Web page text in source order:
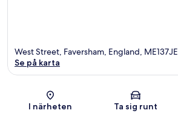
Karta
West Street, Faversham, England, ME137JE
Se på karta
I närheten Ta sig runt